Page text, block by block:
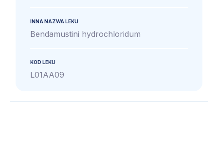
INNA NAZWA LEKU
Bendamustini hydrochloridum
KOD LEKU
L01AA09